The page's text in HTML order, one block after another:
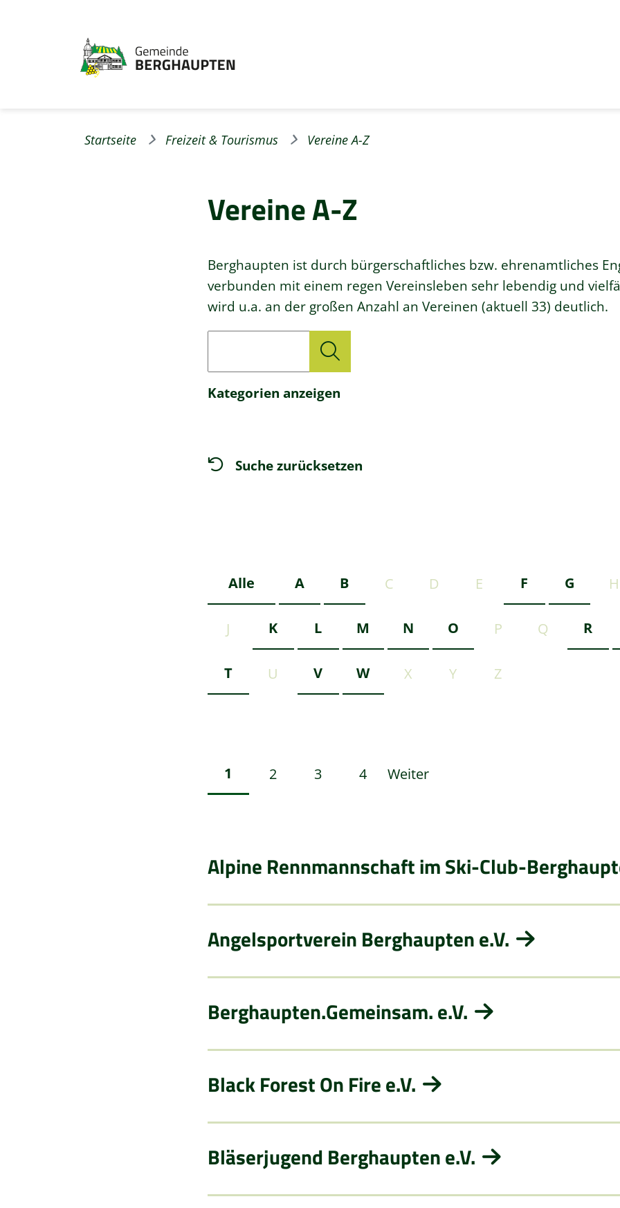
Startseite Freizeit & Tourismus Vereine A-Z
Vereine A-Z
Berghaupten ist durch bürgerschaftliches bzw. ehrenamtliches
verbunden mit einem regen Vereinsleben sehr lebendig und
wird u.a. an der großen Anzahl an Vereinen (aktuell 33) deutlich.
Kategorien anzeigen
Suche zurücksetzen
Alle A B C D E F G H
J K L M N O P Q R
T U V W X Y Z
1 2 3 4 Weiter
Alpine Rennmannschaft im Ski-Club-
Angelsportverein Berghaupten e.V.
Berghaupten.Gemeinsam. e.V.
Black Forest On Fire e.V.
Bläserjugend Berghaupten e.V.